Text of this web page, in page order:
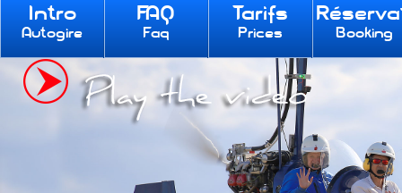
Intro
Autogire
FAQ
Faq
Tarifs
Prices Booking